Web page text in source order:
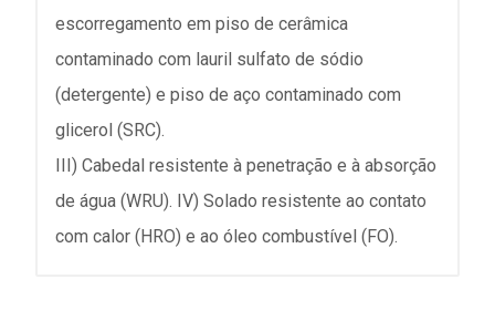
escorregamento em piso de cerâmica
contaminado com lauril sulfato de sódio
(detergente) e piso de aço contaminado com
glicerol (SRC).
III) Cabedal resistente à penetração e à absorção
de água (WRU). IV) Solado resistente ao contato
com calor (HRO) e ao óleo combustível (FO).